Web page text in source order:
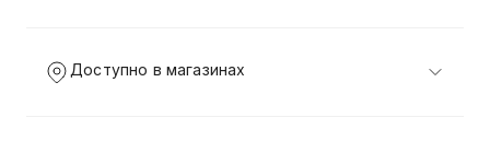
Доступно в магазинах